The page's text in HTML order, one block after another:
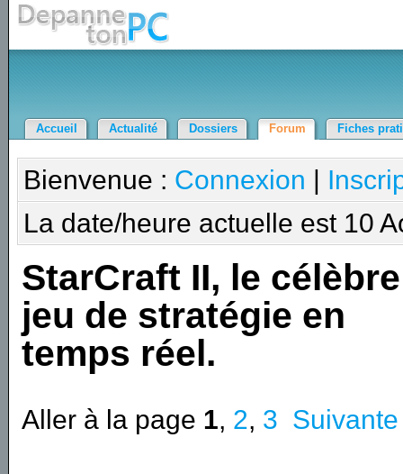
Accueil Actualité Dossiers Forum Fiches
Bienvenue : Connexion |
La date/heure actuelle est 10
StarCraft II, le célèbre
jeu de stratégie en
temps réel.
Aller à la page 1, 2, 3 Suivante